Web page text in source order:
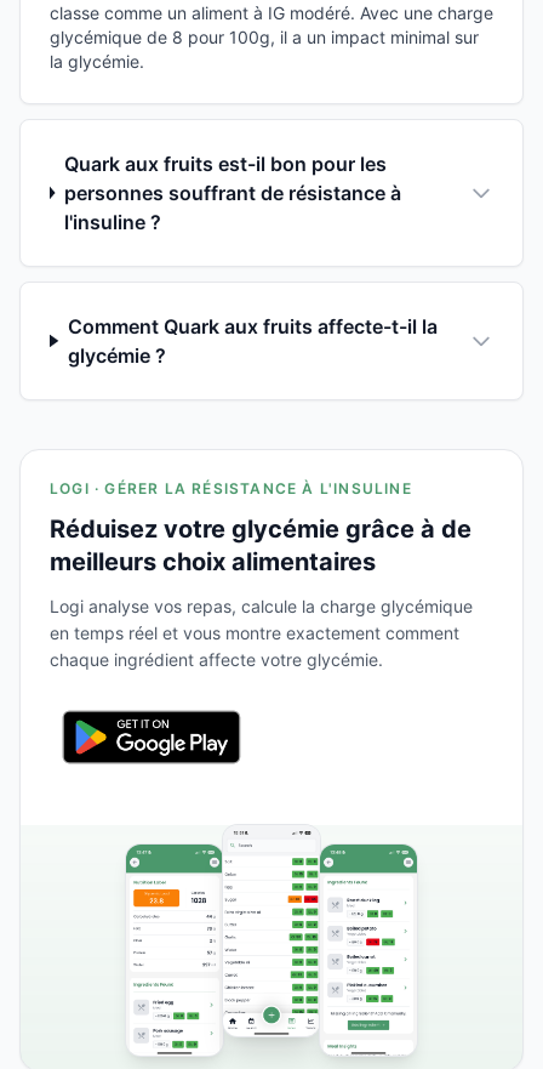
classe comme un aliment à IG modéré. Avec une charge
glycémique de 8 pour 100g, il a un impact minimal sur
la glycémie.
Quark aux fruits est-il bon pour les
personnes souffrant de résistance à
l'insuline ?
Comment Quark aux fruits affecte-t-il la
glycémie ?
LOGI · GÉRER LA RÉSISTANCE À L'INSULINE
Réduisez votre glycémie grâce à de
meilleurs choix alimentaires
Logi analyse vos repas, calcule la charge glycémique
en temps réel et vous montre exactement comment
chaque ingrédient affecte votre glycémie.